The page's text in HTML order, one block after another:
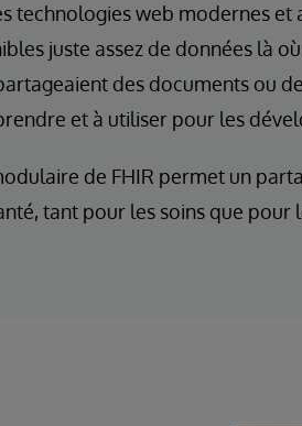
technologies web modernes
juste assez de données là
des documents ou
et à utiliser pour les
de FHIR permet un
tant pour les soins que